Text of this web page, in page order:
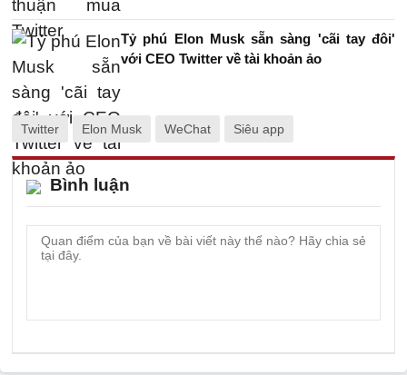
Tỷ phú Elon Musk sẵn sàng 'cãi tay đôi'
với CEO Twitter về tài khoản ảo
Twitter Elon Musk WeChat Siêu app
Bình luận